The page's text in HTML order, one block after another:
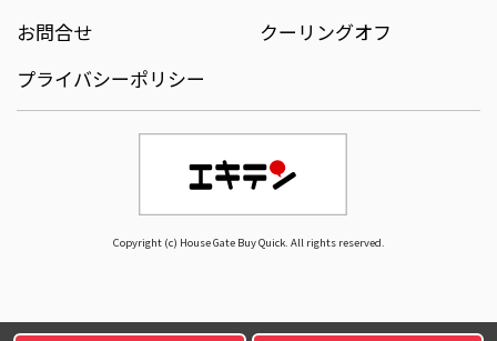
お問合せ
クーリングオフ
プライバシーポリシー
Copyright (c) House Gate Buy Quick. All rights reserved.